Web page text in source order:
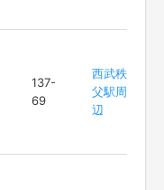
137-
69
西武秩
父駅周
辺